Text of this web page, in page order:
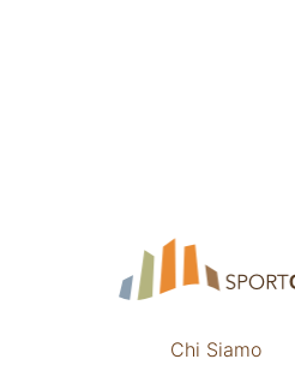
Chi Siamo